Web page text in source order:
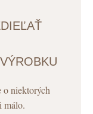
o niektorých
málo.